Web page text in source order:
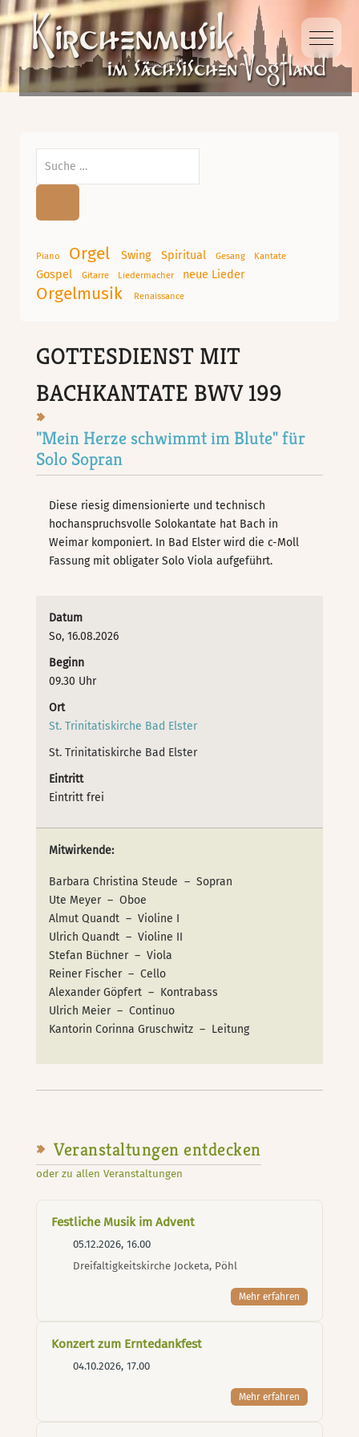
Mobile
Piano Orgel Swing Spiritual Gesang Kantate
Gospel Gitarre Liedermacher neue Lieder
Orgelmusik Renaissance
GOTTESDIENST MIT
BACHKANTATE BWV 199
"Mein Herze schwimmt im Blute" für
Solo Sopran
Diese riesig dimensionierte und technisch
hochanspruchsvolle Solokantate hat Bach in
Weimar komponiert. In Bad Elster wird die c-Moll
Fassung mit obligater Solo Viola aufgeführt.
Datum
So, 16.08.2026
Beginn
09.30 Uhr
Ort
St. Trinitatiskirche Bad Elster
St. Trinitatiskirche Bad Elster
Eintritt
Eintritt frei
Mitwirkende:
Barbara Christina Steude – Sopran
Ute Meyer – Oboe
Almut Quandt – Violine I
Ulrich Quandt – Violine II
Stefan Büchner – Viola
Reiner Fischer – Cello
Alexander Göpfert – Kontrabass
Ulrich Meier – Continuo
Kantorin Corinna Gruschwitz – Leitung
Veranstaltungen entdecken
oder zu allen Veranstaltungen
Festliche Musik im Advent
05.12.2026, 16.00
Dreifaltigkeitskirche Jocketa, Pöhl
Mehr erfahren
Konzert zum Erntedankfest
04.10.2026, 17.00
Mehr erfahren